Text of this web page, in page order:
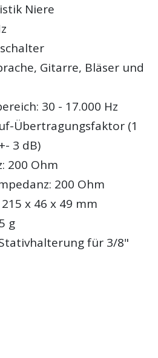
Niere
Gitarre, Bläser und
30 - 17.000 Hz
Übertragungsfaktor (1
3 dB)
200 Ohm
200 Ohm
x 46 x 49 mm
g
für 3/8"